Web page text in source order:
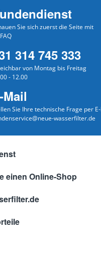
Sie sich zuerst die Seite mit
314 745 333
von Montag bis Freitag
- 12.00
Mail
Sie Ihre technische Frage per
wasserfilter.de
einen Online-Shop